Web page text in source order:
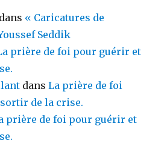
dans « Caricatures de
Seddik
prière de foi pour guérir et
dansLa prière de foi
de la crise.
prière de foi pour guérir et